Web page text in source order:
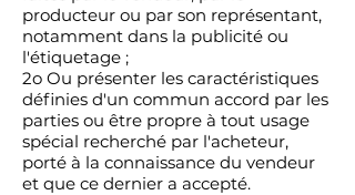
producteur ou par son représentant,
notamment dans la publicité ou
l'étiquetage ;
2o Ou présenter les caractéristiques
définies d'un commun accord par les
parties ou être propre à tout usage
spécial recherché par l'acheteur,
porté à la connaissance du vendeur
et que ce dernier a accepté.